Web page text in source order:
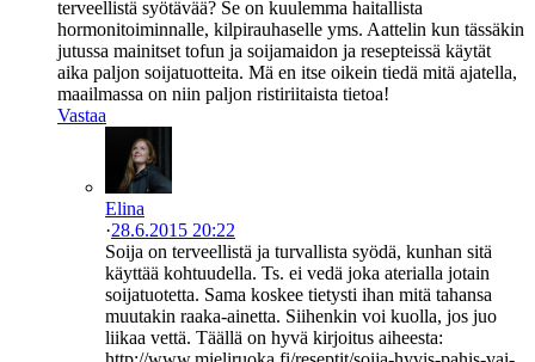
terveellistä syötävää? Se on kuulemma haitallista
hormonitoiminnalle, kilpirauhaselle yms. Aattelin kun tässäkin
jutussa mainitset tofun ja soijamaidon ja resepteissä käytät
aika paljon soijatuotteita. Mä en itse oikein tiedä mitä ajatella,
maailmassa on niin paljon ristiriitaista tietoa!
Vastaa
Elina
·28.6.2015 20:22
Soija on terveellistä ja turvallista syödä, kunhan sitä
käyttää kohtuudella. Ts. ei vedä joka aterialla jotain
soijatuotetta. Sama koskee tietysti ihan mitä tahansa
muutakin raaka-ainetta. Siihenkin voi kuolla, jos juo
liikaa vettä. Täällä on hyvä kirjoitus aiheesta: